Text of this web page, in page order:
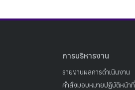
การบริหารงาน
รายงานผลการดำเนินงาน
คำสั่งมอบหมายปฏิบัติหน้าที่